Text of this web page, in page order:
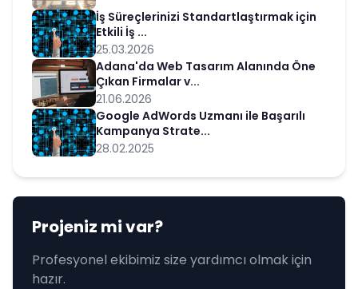
İş Süreçlerinizi Standartlaştırmak için
Etkili İş ...
25.03.2026
Adana'da Web Tasarım Alanında Öne
Çıkan Firmalar v...
21.06.2026
Google AdWords Uzmanı ile Başarılı
Kampanya Strate...
28.02.2025
Projeniz mi var?
Profesyonel ekibimiz size yardımcı olmak için
hazır.